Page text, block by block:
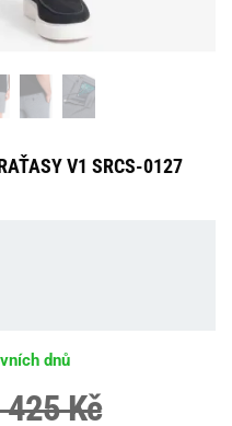
V1 SRCS-0127
dnů
Kč